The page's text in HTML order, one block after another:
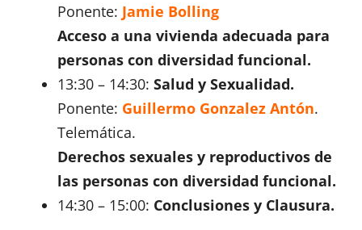
Ponente: Jamie Bolling
Acceso a una vivienda adecuada para
personas con diversidad funcional.
13:30 – 14:30:Salud y Sexualidad.
Ponente: Guillermo Gonzalez Antón.
Telemática.
Derechos sexuales y reproductivos de
las personas con diversidad funcional.
14:30 – 15:00: Conclusiones y Clausura.